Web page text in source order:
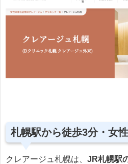
札幌駅から徒歩3分・女
クレアージュ札幌は、 JR札幌駅